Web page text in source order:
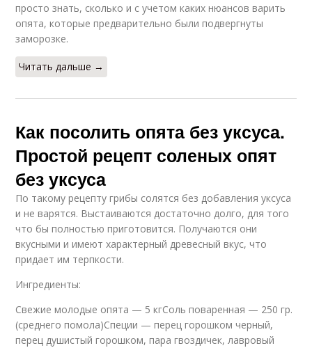
просто знать, сколько и с учетом каких нюансов варить
опята, которые предварительно были подвергнуты
заморозке.
Читать дальше →
Как посолить опята без уксуса.
Простой рецепт соленых опят
без уксуса
По такому рецепту грибы солятся без добавления уксуса
и не варятся. Выстаиваются достаточно долго, для того
что бы полностью приготовится. Получаются они
вкусными и имеют характерный древесный вкус, что
придает им терпкости.
Ингредиенты:
Свежие молодые опята — 5 кгСоль поваренная — 250 гр.
(среднего помола)Специи — перец горошком черный,
перец душистый горошком, пара гвоздичек, лавровый